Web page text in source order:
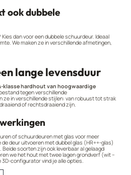
ook dubbele
dan voor een dubbele schuurdeur. Ideaal
We maken ze in verschillende afmetingen,
lange levensduur
klasse hardhout van hoogwaardige
tegen verschillende
ze in verschillende stijlen: van robuust tot strak
of rechtsdraaiend zijn.
of schuurdeuren met glas voor meer
deur uitvoeren met dubbel glas (HR++-glas)
soorten zijn ook leverbaar al gelaagd
we het hout met twee lagen grondverf (wit –
3D-configurator vind je alle opties.